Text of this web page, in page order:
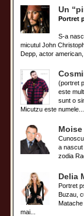
Un
Portret
S-a
micutul John
Depp, actor american,
(portret
este
sunt o
Micutzu este numele...
a nascut
zodia
Delia
Portret
Buzau,
mai...